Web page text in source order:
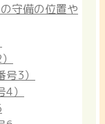
守備の位置や
3）
）